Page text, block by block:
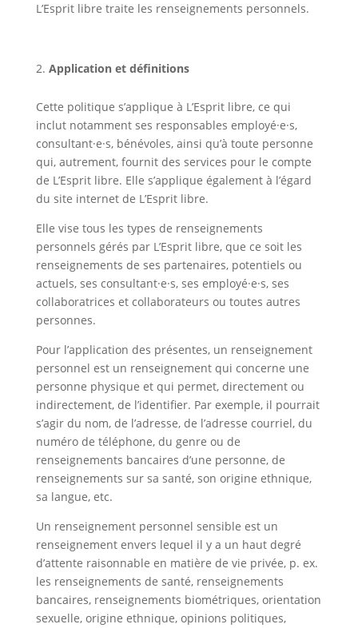
L’Esprit libre traite les renseignements personnels.
Application et définitions
Cette politique s’applique à L’Esprit libre, ce qui
inclut notamment ses responsables employé·e·s,
consultant·e·s, bénévoles, ainsi qu’à toute personne
qui, autrement, fournit des services pour le compte
de L’Esprit libre. Elle s’applique également à l’égard
du site internet de L’Esprit libre.
Elle vise tous les types de renseignements
personnels gérés par L’Esprit libre, que ce soit les
renseignements de ses partenaires, potentiels ou
actuels, ses consultant·e·s, ses employé·e·s, ses
collaboratrices et collaborateurs ou toutes autres
personnes.
Pour l’application des présentes, un renseignement
personnel est un renseignement qui concerne une
personne physique et qui permet, directement ou
indirectement, de l’identifier. Par exemple, il pourrait
s’agir du nom, de l’adresse, de l’adresse courriel, du
numéro de téléphone, du genre ou de
renseignements bancaires d’une personne, de
renseignements sur sa santé, son origine ethnique,
sa langue, etc.
Un renseignement personnel sensible est un
renseignement envers lequel il y a un haut degré
d’attente raisonnable en matière de vie privée, p. ex.
les renseignements de santé, renseignements
bancaires, renseignements biométriques, orientation
sexuelle, origine ethnique, opinions politiques,